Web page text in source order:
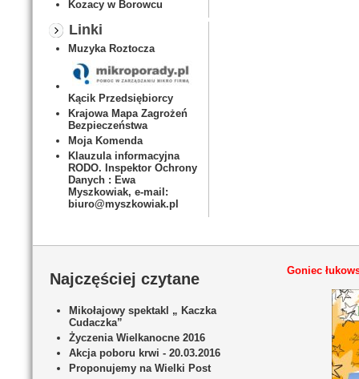
Kozacy w Borowcu
Linki
Muzyka Roztocza
Kącik Przedsiębiorcy
Krajowa Mapa Zagrożeń
Bezpieczeństwa
Moja Komenda
Klauzula informacyjna
RODO. Inspektor Ochrony
Danych : Ewa
Myszkowiak, e-mail:
biuro@myszkowiak.pl
Najczęściej czytane
Mikołajowy spektakl „ Kaczka
Cudaczka”
Życzenia Wielkanocne 2016
Akcja poboru krwi - 20.03.2016
Proponujemy na Wielki Post
Goniec